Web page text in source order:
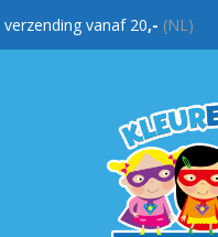
verzending vanaf 20,- (NL)